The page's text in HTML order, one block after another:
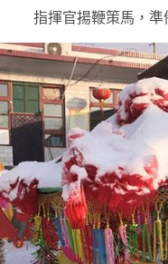
指揮官揚鞭策馬，準